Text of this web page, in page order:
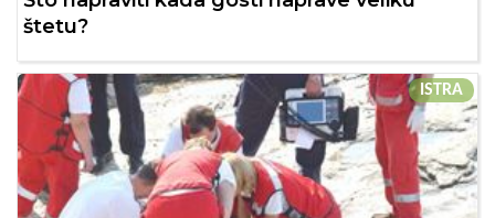
štetu?
ISTRA